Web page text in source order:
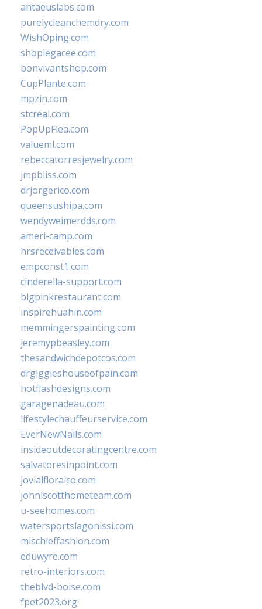
antaeuslabs.com
purelycleanchemdry.com
WishOping.com
shoplegacee.com
bonvivantshop.com
CupPlante.com
mpzin.com
stcreal.com
PopUpFlea.com
valueml.com
rebeccatorresjewelry.com
jmpbliss.com
drjorgerico.com
queensushipa.com
wendyweimerdds.com
ameri-camp.com
hrsreceivables.com
empconst1.com
cinderella-support.com
bigpinkrestaurant.com
inspirehuahin.com
memmingerspainting.com
jeremypbeasley.com
thesandwichdepotcos.com
drgiggleshouseofpain.com
hotflashdesigns.com
garagenadeau.com
lifestylechauffeurservice.com
EverNewNails.com
insideoutdecoratingcentre.com
salvatoresinpoint.com
jovialfloralco.com
johnlscotthometeam.com
u-seehomes.com
watersportslagonissi.com
mischieffashion.com
eduwyre.com
retro-interiors.com
theblvd-boise.com
fpet2023.org